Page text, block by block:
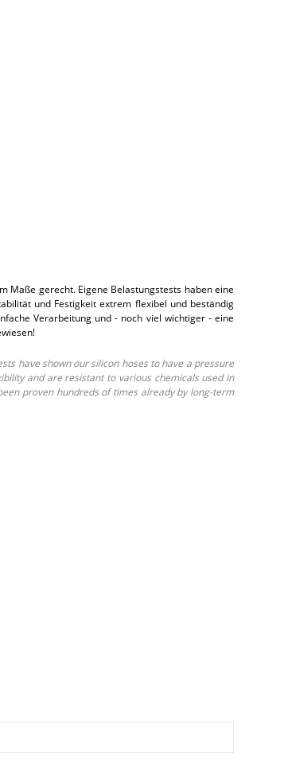
Maße gerecht. Eigene Belastungstests haben eine
und Festigkeit extrem flexibel und beständig
Verarbeitung und - noch viel wichtiger - eine
have shown our silicon hoses to have a pressure
and are resistant to various chemicals used in
proven hundreds of times already by long-term